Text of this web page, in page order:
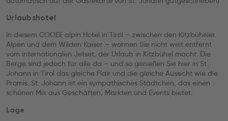
Urlaubshotel
In diesem COOEE alpin Hotel in Tirol – zwischen den Kitzbüheler
Alpen und dem Wilden Kaiser – wohnen Sie nicht weit entfernt
vom internationalen Jetset, der Urlaub in Kitzbühel macht. Die
Berge sind jedoch für alle da – und so genießen Sie hier in St.
Johann in Tirol das gleiche Flair und die gleiche Aussicht wie die
Promis. St. Johann ist ein sympathisches Städtchen, das einen
schönen Mix aus Geschäften, Märkten und Events bietet.
Lage